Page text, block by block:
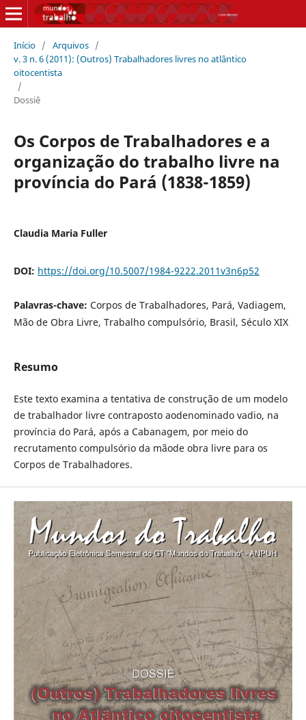
Início / Arquivos /
v. 3 n. 6 (2011): (Outros) Trabalhadores livres no atlântico
oitocentista
/
Dossiê
Os Corpos de Trabalhadores e a
organização do trabalho livre na
província do Pará (1838-1859)
Claudia Maria Fuller
DOI: https://doi.org/10.5007/1984-9222.2011v3n6p52
Palavras-chave: Corpos de Trabalhadores, Pará, Vadiagem,
Mão de Obra Livre, Trabalho compulsório, Brasil, Século XIX
Resumo
Este texto examina a tentativa de construção de um modelo
de trabalhador livre contraposto aodenominado vadio, na
província do Pará, após a Cabanagem, por meio do
recrutamento compulsório da mãode obra livre para os
Corpos de Trabalhadores.